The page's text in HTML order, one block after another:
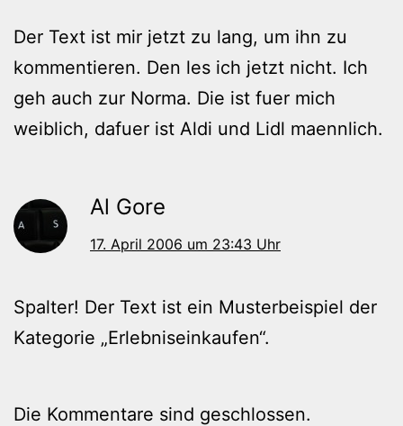
Der Text ist mir jetzt zu lang, um ihn zu
kommentieren. Den les ich jetzt nicht. Ich
geh auch zur Norma. Die ist fuer mich
weiblich, dafuer ist Aldi und Lidl maennlich.
Al Gore
17. April 2006 um 23:43 Uhr
Spalter! Der Text ist ein Musterbeispiel der
Kategorie „Erlebniseinkaufen“.
Die Kommentare sind geschlossen.